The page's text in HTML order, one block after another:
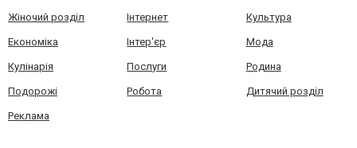
Жіночий розділ Інтернет Культура
Економіка Інтер'єр Мода
Кулінарія Послуги Родина
Подорожі Робота Дитячий розділ
Реклама